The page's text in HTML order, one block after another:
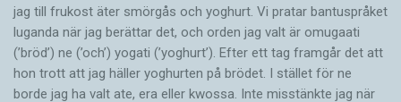
jag till frukost äter smörgås och yoghurt. Vi pratar bantuspråket
luganda när jag berättar det, och orden jag valt är omugaati
(’bröd’) ne (’och’) yogati (’yoghurt’). Efter ett tag framgår det att
hon trott att jag häller yoghurten på brödet. I stället för ne
borde jag ha valt ate, era eller kwossa. Inte misstänkte jag när